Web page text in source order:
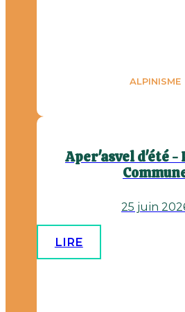
ALPINISME
Aper'asvel d'été -
25 juin
LIRE